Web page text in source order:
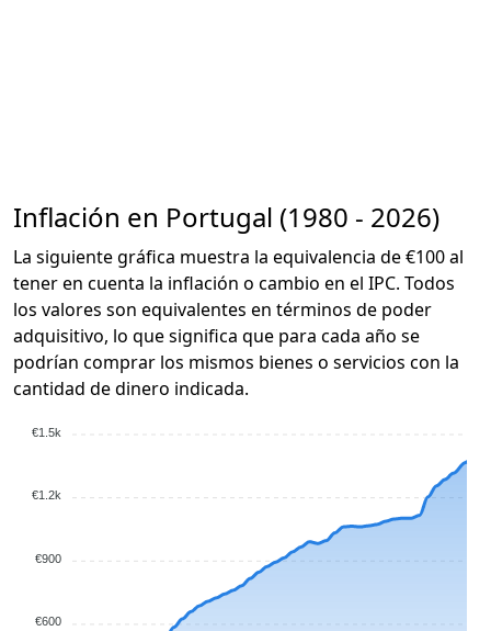
Inflación en Portugal (1980 - 2026)
La siguiente gráfica muestra la equivalencia de €100 al
tener en cuenta la inflación o cambio en el IPC. Todos
los valores son equivalentes en términos de poder
adquisitivo, lo que significa que para cada año se
podrían comprar los mismos bienes o servicios con la
cantidad de dinero indicada.
€1.5k
€1.2k
€900
€600